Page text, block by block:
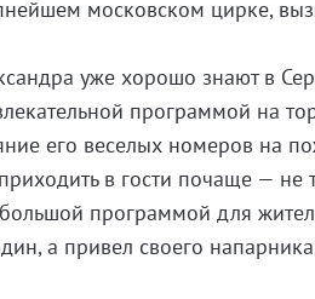
московском цирке,
уже хорошо знают в
программой на
его веселых номеров на
в гости почаще —
программой для
а привел своего